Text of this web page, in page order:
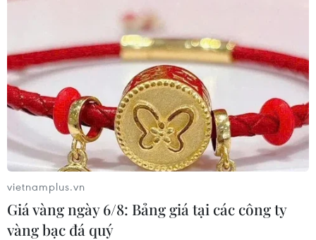
U16 nữ Việt Nam thua đậm U16 Triều Tiên
ở bảng đấu 'tử thần'
17/09/2019 00:04
U16 nữ Việt Nam đã không thể làm nên bất ngờ khi để
thua đậm 0-10 trước nhà đương kim vô địch U16 Triều
Tiên ở trận ra quân vòng chung kết U16 nữ châu Á.
vietnamplus.vn
Giá vàng ngày 6/8: Bảng giá tại các công ty
vàng bạc đá quý